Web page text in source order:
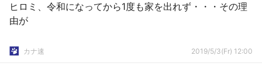
ヒロミ、令和になってから1度も家を出れず・・・その理
由が
カナ速 2019/5/3(Fr) 12:00